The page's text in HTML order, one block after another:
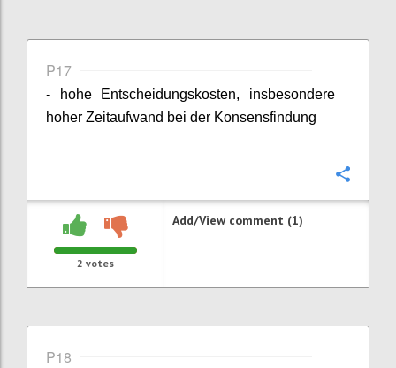
P17
- hohe Entscheidungskosten, insbesondere
hoher Zeitaufwand bei der Konsensfindung
2 votes
Add/View comment (1)
P18